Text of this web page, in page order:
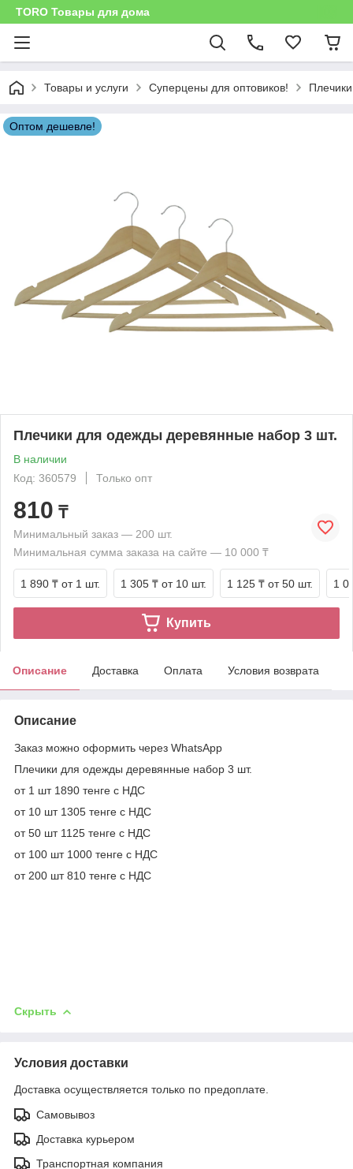
TORO Товары для дома
Товары и услуги Суперцены для оптовиков!
Оптом дешевле!
Плечики для одежды деревянные набор 3 шт.
В наличии
Код: 360579
Только опт
810 ₸
Минимальный заказ — 200 шт.
Минимальная сумма заказа на сайте — 10 000 ₸
1 890 ₸ от 1 шт. 1 305 ₸ от 10 шт. 1 125 ₸ от 50 шт. 1
Купить
Описание Доставка Оплата Условия возврата
Описание
Заказ можно оформить через WhatsApp
Плечики для одежды деревянные набор 3 шт.
от 1 шт 1890 тенге с НДС
от 10 шт 1305 тенге с НДС
от 50 шт 1125 тенге с НДС
от 100 шт 1000 тенге с НДС
от 200 шт 810 тенге с НДС
Скрыть
Условия доставки
Доставка осуществляется только по предоплате.
Самовывоз
Доставка курьером
Транспортная компания